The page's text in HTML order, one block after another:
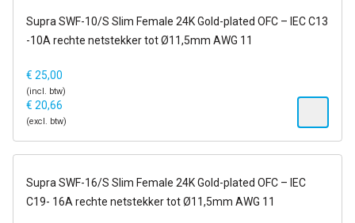
op voorraad
Supra SWF-10/S Slim Female 24K Gold-plated OFC – IEC C13
-10A rechte netstekker tot Ø11,5mm AWG 11
€ 25,00
(incl. btw)
€ 20,66
(excl. btw)
op voorraad
Supra SWF-16/S Slim Female 24K Gold-plated OFC – IEC
C19- 16A rechte netstekker tot Ø11,5mm AWG 11